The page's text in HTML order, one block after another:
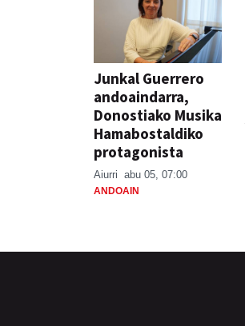
Junkal Guerrero
andoaindarra,
Donostiako Musika
Hamabostaldiko
protagonista
Aiurri abu 05, 07:00
ANDOAIN